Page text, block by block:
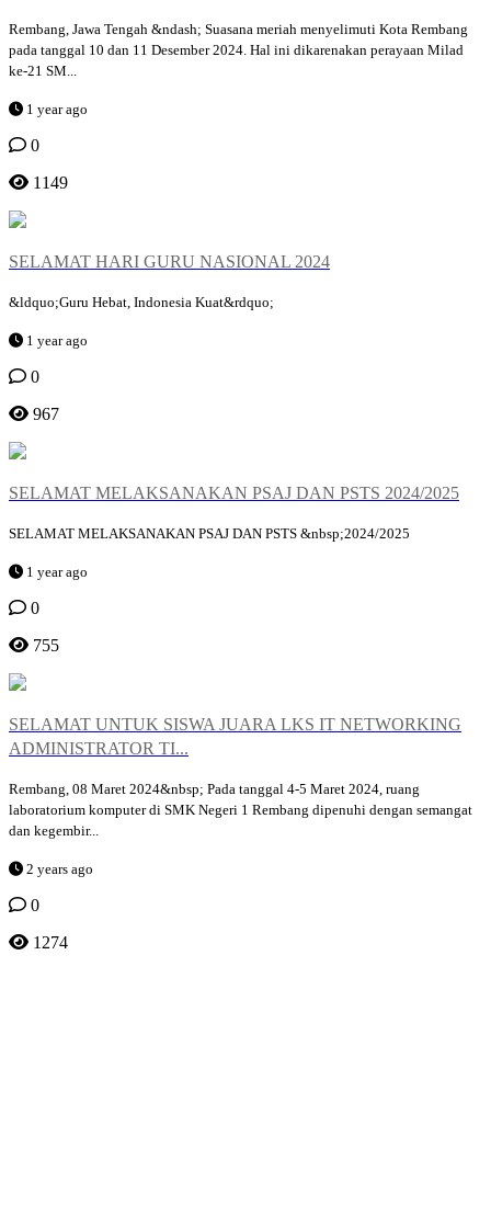
Rembang, Jawa Tengah &ndash; Suasana meriah menyelimuti Kota Rembang
pada tanggal 10 dan 11 Desember 2024. Hal ini dikarenakan perayaan Milad
ke-21 SM...
1 year ago
0
1149
SELAMAT HARI GURU NASIONAL 2024
&ldquo;Guru Hebat, Indonesia Kuat&rdquo;
1 year ago
0
967
SELAMAT MELAKSANAKAN PSAJ DAN PSTS 2024/2025
SELAMAT MELAKSANAKAN PSAJ DAN PSTS &nbsp;2024/2025
1 year ago
0
755
SELAMAT UNTUK SISWA JUARA LKS IT NETWORKING
ADMINISTRATOR TI...
Rembang, 08 Maret 2024&nbsp; Pada tanggal 4-5 Maret 2024, ruang
laboratorium komputer di SMK Negeri 1 Rembang dipenuhi dengan semangat
dan kegembir...
2 years ago
0
1274